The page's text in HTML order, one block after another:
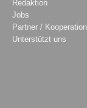
Redaktion
Jobs
Partner /
Unterstützt uns